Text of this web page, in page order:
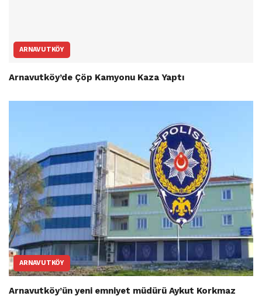
ARNAVUTKÖY
Arnavutköy’de Çöp Kamyonu Kaza Yaptı
ARNAVUTKÖY
Arnavutköy’ün yeni emniyet müdürü Aykut Korkmaz